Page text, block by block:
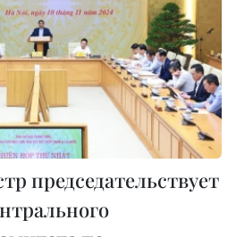
председательствует